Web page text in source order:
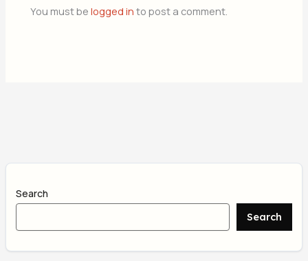
You must belogged in to post a comment.
Search
Search